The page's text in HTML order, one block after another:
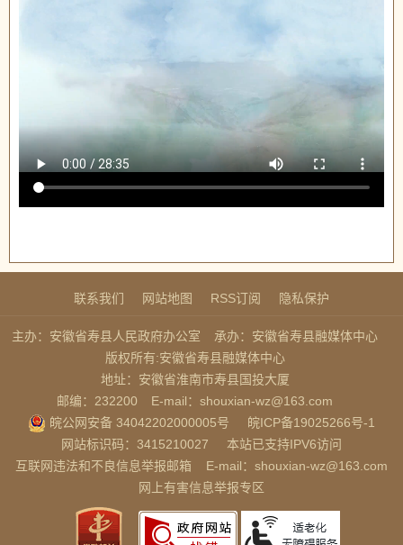
联系我们 网站地图 RSS订阅 隐私保护
主办：安徽省寿县人民政府办公室
承办：安徽省寿县融媒体中心
版权所有:安徽省寿县融媒体中心
地址：安徽省淮南市寿县国投大厦
邮编：232200
E-mail：shouxian-wz@163.com
皖公网安备 34042202000005号
皖ICP备19025266号-1
网站标识码：3415210027
本站已支持IPV6访问
互联网违法和不良信息举报邮箱
E-mail：shouxian-wz@163.com
网上有害信息举报专区